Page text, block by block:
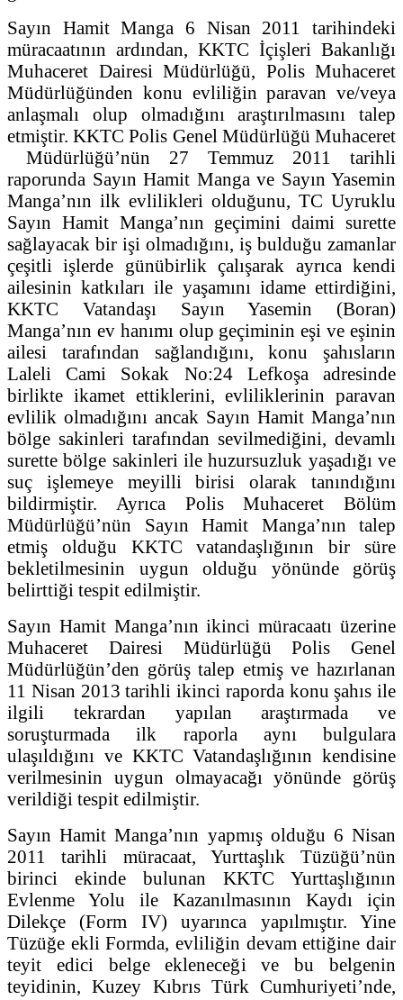
Sayın Hamit Manga 6 Nisan 2011 tarihindeki
müracaatının ardından, KKTC İçişleri Bakanlığı
Muhaceret Dairesi Müdürlüğü, Polis Muhaceret
Müdürlüğünden konu evliliğin paravan ve/veya
anlaşmalı olup olmadığını araştırılmasını talep
etmiştir. KKTC Polis Genel Müdürlüğü Muhaceret
Müdürlüğü’nün 27 Temmuz 2011 tarihli
raporunda Sayın Hamit Manga ve Sayın Yasemin
Manga’nın ilk evlilikleri olduğunu, TC Uyruklu
Sayın Hamit Manga’nın geçimini daimi surette
sağlayacak bir işi olmadığını, iş bulduğu zamanlar
çeşitli işlerde günübirlik çalışarak ayrıca kendi
ailesinin katkıları ile yaşamını idame ettirdiğini,
KKTC Vatandaşı Sayın Yasemin (Boran)
Manga’nın ev hanımı olup geçiminin eşi ve eşinin
ailesi tarafından sağlandığını, konu şahısların
Laleli Cami Sokak No:24 Lefkoşa adresinde
birlikte ikamet ettiklerini, evliliklerinin paravan
evlilik olmadığını ancak Sayın Hamit Manga’nın
bölge sakinleri tarafından sevilmediğini, devamlı
surette bölge sakinleri ile huzursuzluk yaşadığı ve
suç işlemeye meyilli birisi olarak tanındığını
bildirmiştir. Ayrıca Polis Muhaceret Bölüm
Müdürlüğü’nün Sayın Hamit Manga’nın talep
etmiş olduğu KKTC vatandaşlığının bir süre
bekletilmesinin uygun olduğu yönünde görüş
belirttiği tespit edilmiştir.
Sayın Hamit Manga’nın ikinci müracaatı üzerine
Muhaceret Dairesi Müdürlüğü Polis Genel
Müdürlüğün’den görüş talep etmiş ve hazırlanan
11 Nisan 2013 tarihli ikinci raporda konu şahıs ile
ilgili tekrardan yapılan araştırmada ve
soruşturmada ilk raporla aynı bulgulara
ulaşıldığını ve KKTC Vatandaşlığının kendisine
verilmesinin uygun olmayacağı yönünde görüş
verildiği tespit edilmiştir.
Sayın Hamit Manga’nın yapmış olduğu 6 Nisan
2011 tarihli müracaat, Yurttaşlık Tüzüğü’nün
birinci ekinde bulunan KKTC Yurttaşlığının
Evlenme Yolu ile Kazanılmasının Kaydı için
Dilekçe (Form IV) uyarınca yapılmıştır. Yine
Tüzüğe ekli Formda, evliliğin devam ettiğine dair
teyit edici belge ekleneceği ve bu belgenin
teyidinin, Kuzey Kıbrıs Türk Cumhuriyeti’nde,